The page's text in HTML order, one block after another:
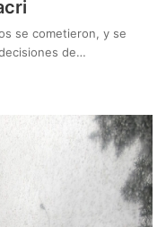
se cometieron, y se
de…